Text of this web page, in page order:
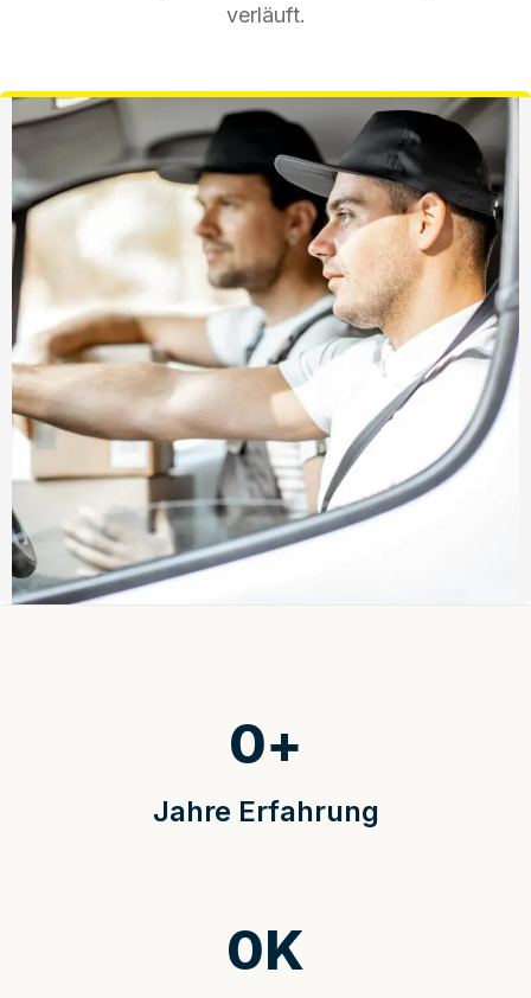
verläuft.
Jahre Erfahrung
0+
0K